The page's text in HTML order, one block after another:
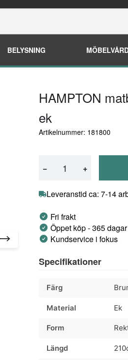
BELYSNING
HAMPTON
ek
Artikelnummer: 181800
− +
Leveranstid ca: 7-14
Fri frakt
Öppet köp - 365 dagar
Kundservice i fokus
Specifikationer
Färg
Material Ek
Form
Längd